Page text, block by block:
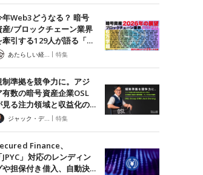
年Web3どうなる？ 暗号
産/ブロックチェーン業界
牽引する129人が語る「…
| 特集
制準拠を競争力に。アジ
有数の暗号資産企業OSL
見る注力領域と収益化の…
ジャック・デロン（Jack Derong） | 特集
Finance、
JPYC」対応のレンディン
や担保付き借入、自動決…